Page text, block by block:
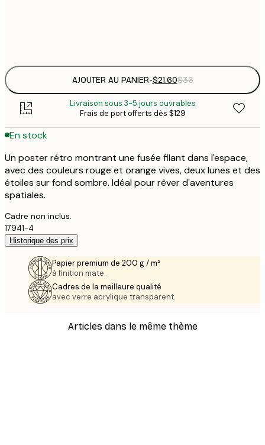
AJOUTER AU PANIER-$21.60$36
Livraison sous 3-5 jours ouvrables
Frais de port offerts dès $129
En stock
Un poster rétro montrant une fusée filant dans l'espace,
avec des couleurs rouge et orange vives, deux lunes et des
étoiles sur fond sombre. Idéal pour rêver d'aventures
spatiales.
Cadre non inclus.
17941-4
Historique des prix
Papier premium de 200 g / m²
à finition mate.
Cadres de la meilleure qualité
avec verre acrylique transparent.
Articles dans le même thème